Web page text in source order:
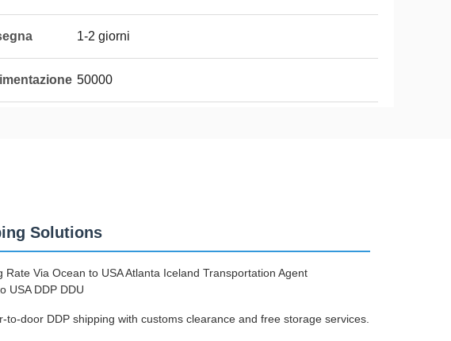
1-2 giorni
50000
Solutions
Via Ocean to USA Atlanta Iceland Transportation Agent
USA DDP DDU
door DDP shipping with customs clearance and free storage services.